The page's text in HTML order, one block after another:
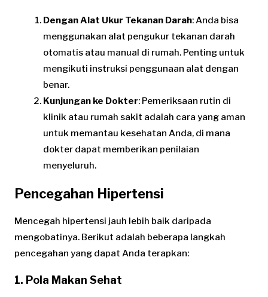
Dengan Alat Ukur Tekanan Darah: Anda bisa
menggunakan alat pengukur tekanan darah
otomatis atau manual di rumah. Penting untuk
mengikuti instruksi penggunaan alat dengan
benar.
Kunjungan ke Dokter: Pemeriksaan rutin di
klinik atau rumah sakit adalah cara yang aman
untuk memantau kesehatan Anda, di mana
dokter dapat memberikan penilaian
menyeluruh.
Pencegahan Hipertensi
Mencegah hipertensi jauh lebih baik daripada
mengobatinya. Berikut adalah beberapa langkah
pencegahan yang dapat Anda terapkan:
1. Pola Makan Sehat